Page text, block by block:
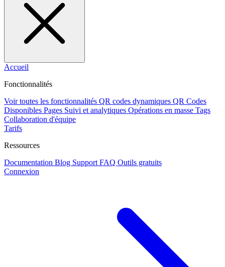
Accueil
Fonctionnalités
Voir toutes les fonctionnalités QR codes dynamiques QR Codes
Disponibles Pages Suivi et analytiques Opérations en masse Tags
Collaboration d'équipe
Tarifs
Ressources
Documentation Blog Support FAQ Outils gratuits
Connexion